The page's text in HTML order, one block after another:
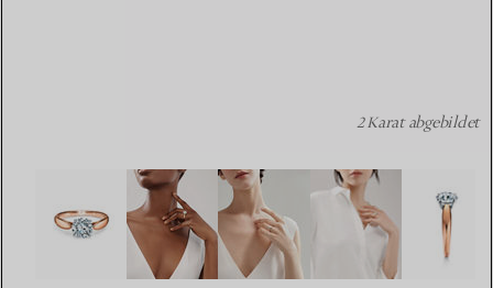
Tiffany Harmony®: Verlobungsring im runden
2 Karat abgebildet